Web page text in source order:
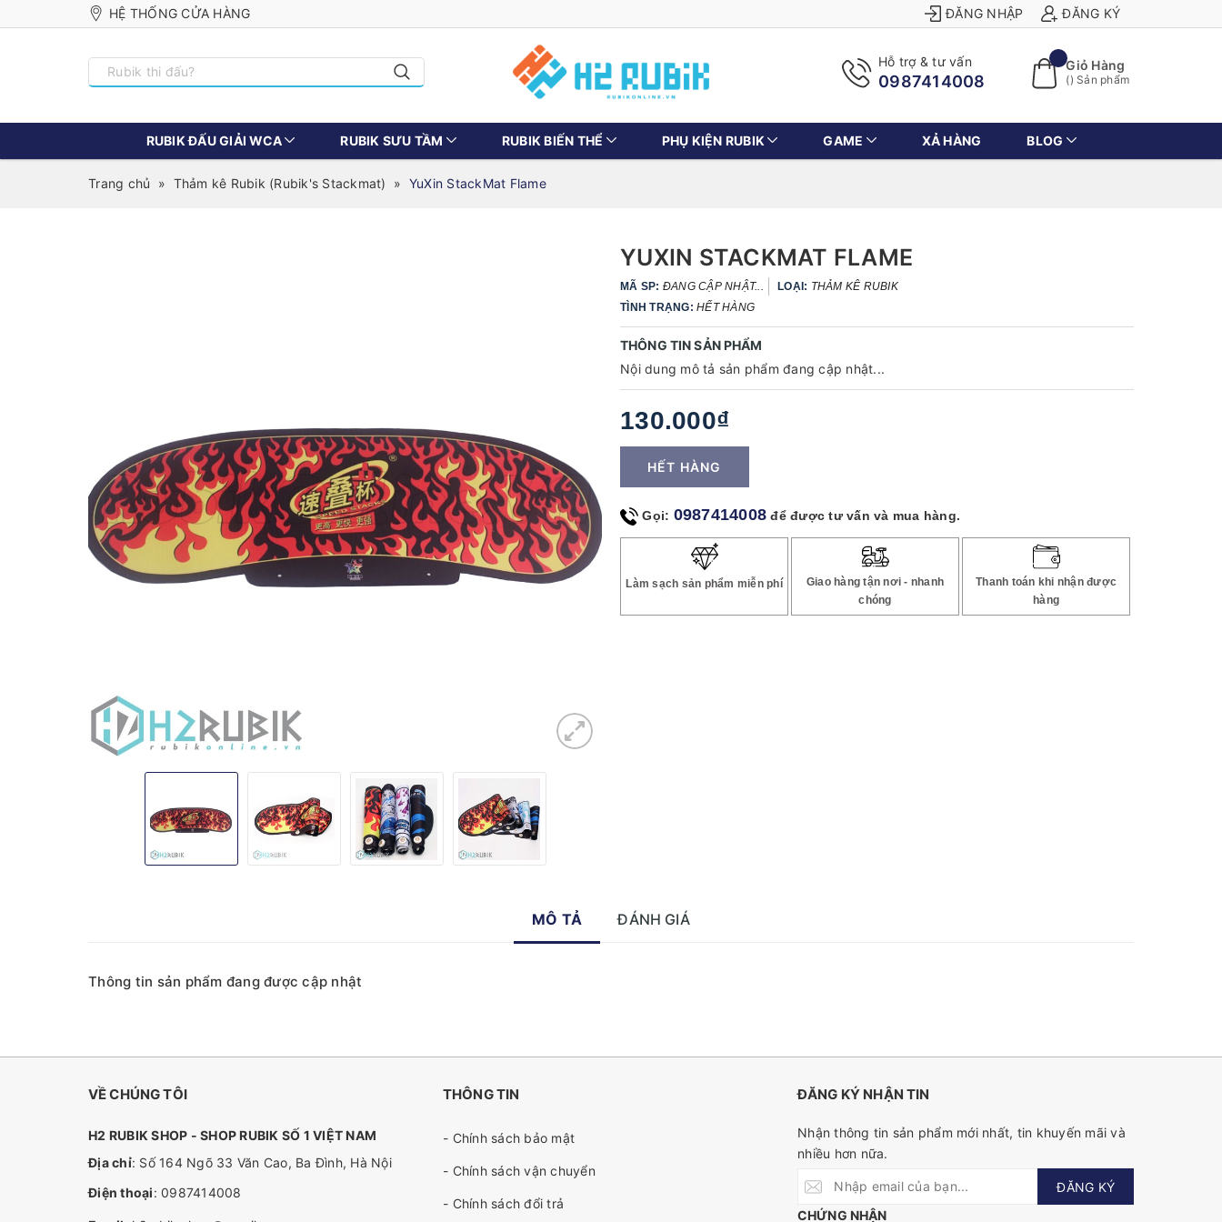
HỆ THỐNG CỬA HÀNG ĐĂNG NHẬP ĐĂNG KÝ
Hỗ trợ & tư vấn
0987414008
Giỏ Hàng
() Sản phẩm
RUBIK ĐẤU GIẢI WCA RUBIK SƯU TẦM RUBIK BIẾN THỂ PHỤ KIỆN RUBIK GAME XẢ HÀNG BLOG
Trang chủ » Thảm kê Rubik (Rubik's Stackmat) » YuXin StackMat Flame
YUXIN STACKMAT FLAME
MÃ SP: ĐANG CẬP NHẬT... LOẠI: THẢM KÊ RUBIK
TÌNH TRẠNG: HẾT HÀNG
THÔNG TIN SẢN PHẨM
Nội dung mô tả sản phẩm đang cập nhật...
130.000₫
HẾT HÀNG
Gọi: 0987414008 để được tư vấn và mua hàng.
Làm sạch sản phẩm miễn phí
Giao hàng tận nơi - nhanh
chóng
Thanh toán khi nhận được
hàng
MÔ TẢ ĐÁNH GIÁ
Thông tin sản phẩm đang được cập nhật
VỀ CHÚNG TÔI
H2 RUBIK SHOP - SHOP RUBIK SỐ 1 VIỆT NAM
Địa chỉ: Số 164 Ngõ 33 Văn Cao, Ba Đình, Hà Nội
Điện thoại: 0987414008
THÔNG TIN
- Chính sách bảo mật
- Chính sách vận chuyển
- Chính sách đổi trả
ĐĂNG KÝ NHẬN TIN
Nhận thông tin sản phẩm mới nhất, tin khuyến mãi và
nhiều hơn nữa.
ĐĂNG KÝ
CHỨNG NHẬN